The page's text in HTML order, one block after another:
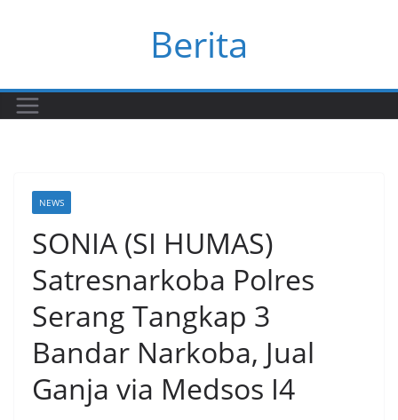
Berita
NEWS
SONIA (SI HUMAS)
Satresnarkoba Polres
Serang Tangkap 3
Bandar Narkoba, Jual
Ganja via Medsos I4